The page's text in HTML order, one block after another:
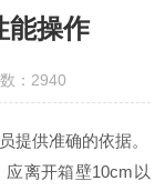
能操作
：2940
提供准确的依据。
离开箱壁10cm以